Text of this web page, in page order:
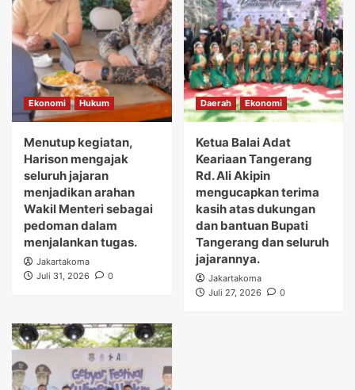
Ekonomi Hukum
Menutup kegiatan,
Harison mengajak
seluruh jajaran
menjadikan arahan
Wakil Menteri sebagai
pedoman dalam
menjalankan tugas.
Jakartakoma
Juli 31, 2026
0
Daerah Ekonomi
Ketua Balai Adat
Keariaan Tangerang
Rd. Ali Akipin
mengucapkan terima
kasih atas dukungan
dan bantuan Bupati
Tangerang dan seluruh
jajarannya.
Jakartakoma
Juli 27, 2026
0